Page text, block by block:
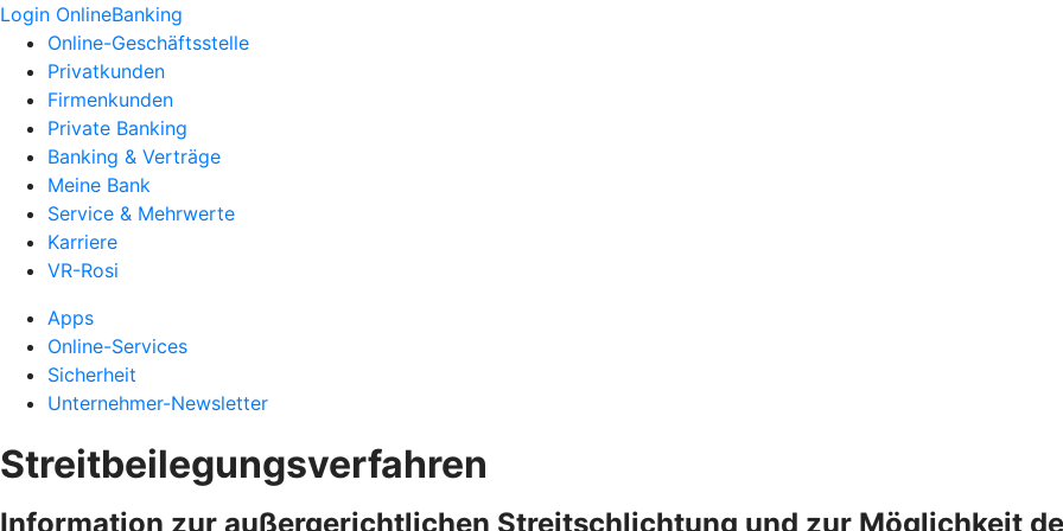
Login OnlineBanking
Online-Geschäftsstelle
Privatkunden
Firmenkunden
Private Banking
Banking & Verträge
Meine Bank
Service & Mehrwerte
Karriere
VR-Rosi
Apps
Online-Services
Sicherheit
Unternehmer-Newsletter
Streitbeilegungsverfahren
Information zur außergerichtlichen Streitschlichtung und zur Möglichkeit